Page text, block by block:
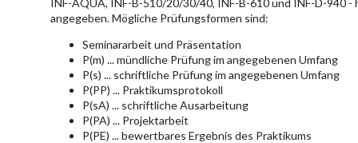
angegeben. Mögliche Prüfungsformen sind:
Seminararbeit und Präsentation
P(m) ... mündliche Prüfung im angegebenen Umfang
P(s) ... schriftliche Prüfung im angegebenen Umfang
P(PP) ... Praktikumsprotokoll
P(sA) ... schriftliche Ausarbeitung
P(PA) ... Projektarbeit
P(PE) ... bewertbares Ergebnis des Praktikums